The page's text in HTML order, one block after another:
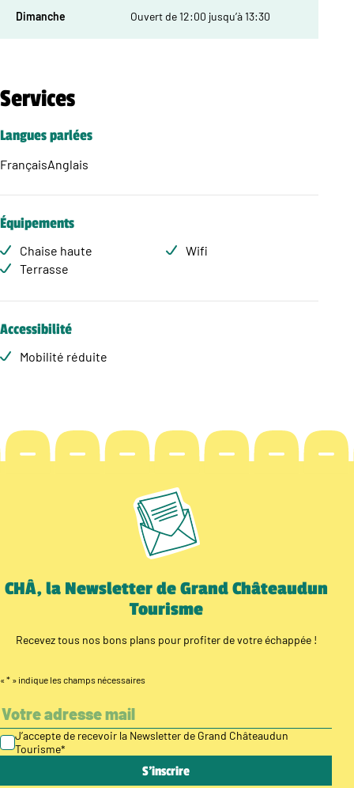
Dimanche Ouvert de 12:00 jusqu’à 13:30
Services
Langues parlées
FrançaisAnglais
Équipements
Chaise haute
Terrasse
Wifi
Accessibilité
Mobilité réduite
CHÂ, la Newsletter de Grand Châteaudun
Tourisme
Recevez tous nos bons plans pour profiter de votre échappée !
« * » indique les champs nécessaires
J’accepte de recevoir la Newsletter de Grand Châteaudun
Tourisme*